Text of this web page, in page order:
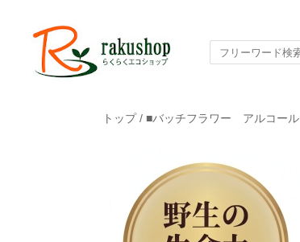
トップ/ ■バッチフラワー アルコール